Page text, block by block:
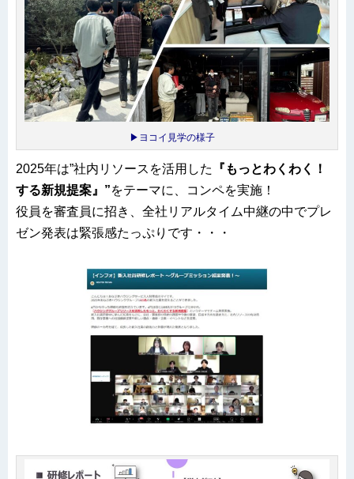
▶ヨコイ見学の様子
2025年は”社内リソースを活用した
『もっとわくわく！
する新規提案』”をテーマに、コンペを実施！
役員を審査員に招き、全社リアルタイム中継の中でプレ
ゼン発表は緊張感たっぷりです・・・